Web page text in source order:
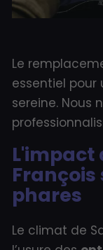
Le
essentiel pour
sereine. Nous
L'impact
François
phares
Le climat de